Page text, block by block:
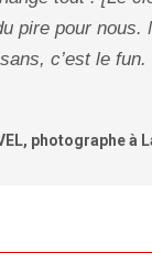
pire pour nous.
c’est le fun.
photographe à